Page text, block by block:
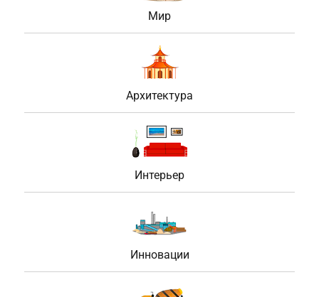
Мир
Архитектура
Интерьер
Инновации